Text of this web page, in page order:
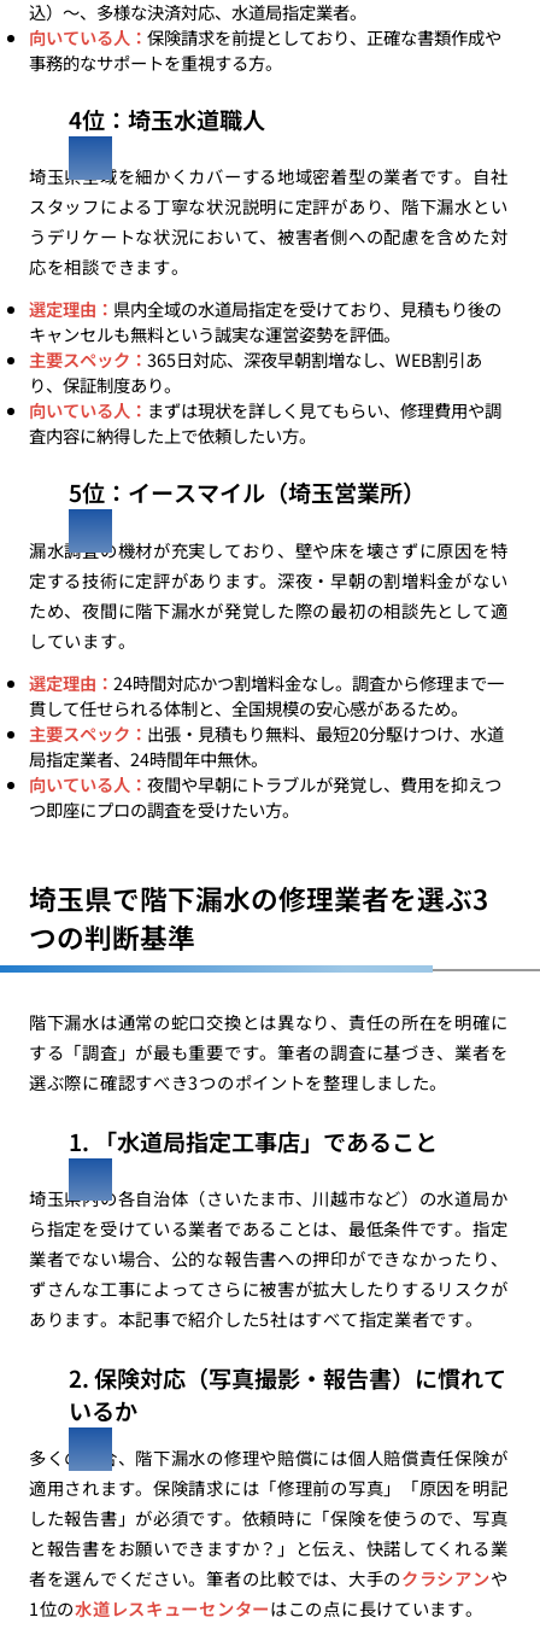
込）〜、多様な決済対応、水道局指定業者。
向いている人： 保険請求を前提としており、正確な書類作成や
事務的なサポートを重視する方。
4位：埼玉水道職人
埼玉県全域を細かくカバーする地域密着型の業者です。自社
スタッフによる丁寧な状況説明に定評があり、階下漏水とい
うデリケートな状況において、被害者側への配慮を含めた対
応を相談できます。
選定理由： 県内全域の水道局指定を受けており、見積もり後の
キャンセルも無料という誠実な運営姿勢を評価。
主要スペック： 365日対応、深夜早朝割増なし、WEB割引あ
り、保証制度あり。
向いている人： まずは現状を詳しく見てもらい、修理費用や調
査内容に納得した上で依頼したい方。
5位：イースマイル（埼玉営業所）
漏水調査の機材が充実しており、壁や床を壊さずに原因を特
定する技術に定評があります。深夜・早朝の割増料金がない
ため、夜間に階下漏水が発覚した際の最初の相談先として適
しています。
選定理由： 24時間対応かつ割増料金なし。調査から修理まで一
貫して任せられる体制と、全国規模の安心感があるため。
主要スペック： 出張・見積もり無料、最短20分駆けつけ、水道
局指定業者、24時間年中無休。
向いている人： 夜間や早朝にトラブルが発覚し、費用を抑えつ
つ即座にプロの調査を受けたい方。
埼玉県で階下漏水の修理業者を選ぶ3
つの判断基準
階下漏水は通常の蛇口交換とは異なり、責任の所在を明確に
する「調査」が最も重要です。筆者の調査に基づき、業者を
選ぶ際に確認すべき3つのポイントを整理しました。
1. 「水道局指定工事店」であること
埼玉県内の各自治体（さいたま市、川越市など）の水道局か
ら指定を受けている業者であることは、最低条件です。指定
業者でない場合、公的な報告書への押印ができなかったり、
ずさんな工事によってさらに被害が拡大したりするリスクが
あります。本記事で紹介した5社はすべて指定業者です。
2. 保険対応（写真撮影・報告書）に慣れて
いるか
多くの場合、階下漏水の修理や賠償には個人賠償責任保険が
適用されます。保険請求には「修理前の写真」「原因を明記
した報告書」が必須です。依頼時に「保険を使うので、写真
と報告書をお願いできますか？」と伝え、快諾してくれる業
者を選んでください。筆者の比較では、大手のクラシアンや
1位の水道レスキューセンターはこの点に長けています。